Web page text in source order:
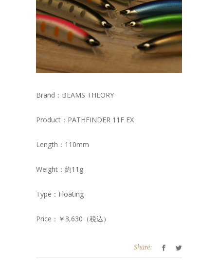
Brand：BEAMS THEORY
Product：PATHFINDER 11F EX
Length：110mm
Weight：約11g
Type：Floating
Price：￥3,630（税込）
Share: